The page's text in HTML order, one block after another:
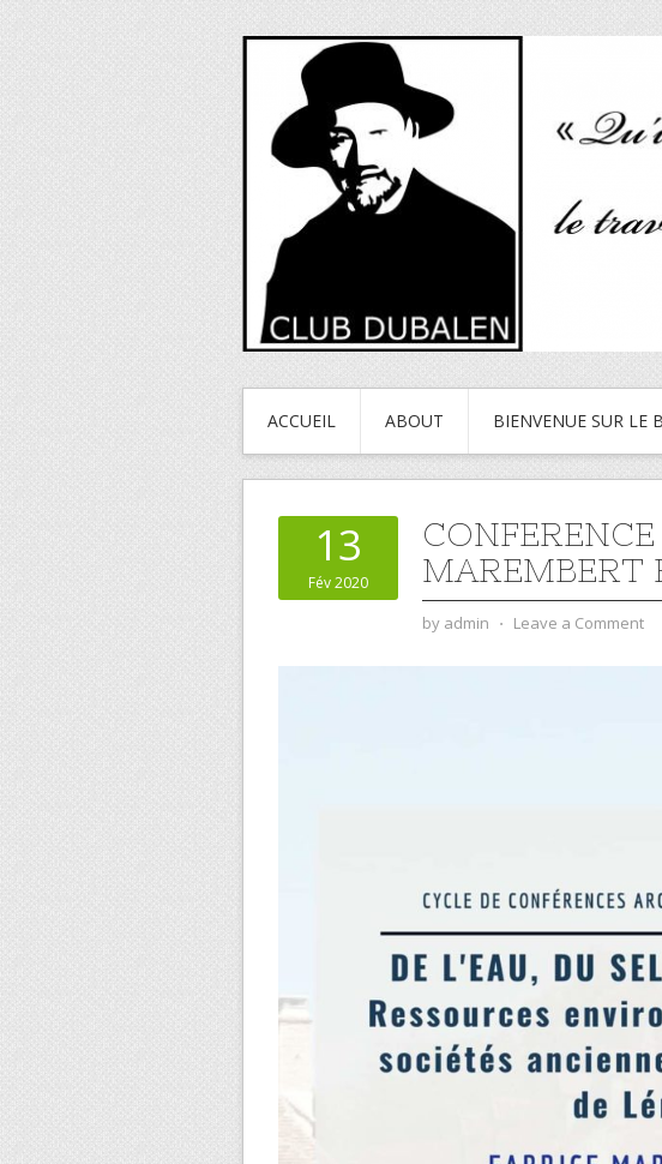
ACCUEIL ABOUT BIENVENUE SUR LE
13
Fév 2020
MAREMBERT
by admin ⋅ Leave a Comment